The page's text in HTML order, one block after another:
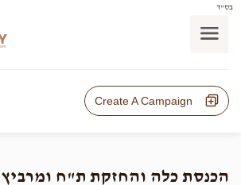
בס"ד
Create A Campaign
הכנסת כלה והחזקת ת"ח